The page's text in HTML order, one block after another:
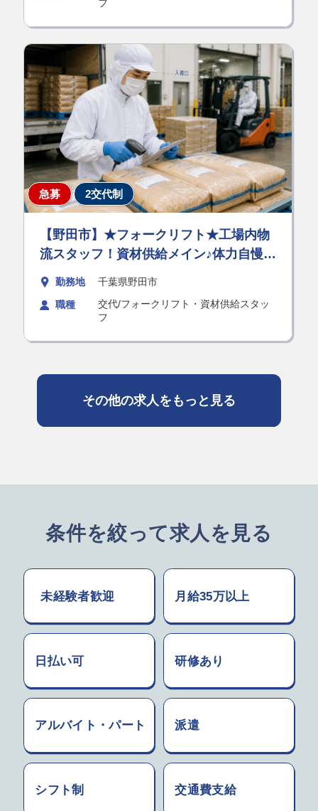
フ
急募 2交代制
【野田市】★フォークリフト★工場内物
流スタッフ！資材供給メイン♪体力自慢歓
迎！
勤務地 千葉県野田市
職種
交代/フォークリフト・資材供給スタッ
フ
その他の求人をもっと見る
条件を絞って求人を見る
未経験者歓迎 月給35万以上
日払い可 研修あり
アルバイト・パート 派遣
シフト制 交通費支給